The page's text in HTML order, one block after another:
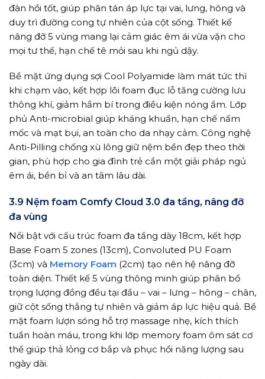
đàn hồi tốt, giúp phân tán áp lực tại vai, lưng, hông và
duy trì đường cong tự nhiên của cột sống. Thiết kế
nâng đỡ 5 vùng mang lại cảm giác êm ái vừa vặn cho
mọi tư thế, hạn chế tê mỏi sau khi ngủ dậy.
Bề mặt ứng dụng sợi Cool Polyamide làm mát tức thì
khi chạm vào, kết hợp lõi foam đục lỗ tăng cường lưu
thông khí, giảm hầm bí trong điều kiện nóng ẩm. Lớp
phủ Anti-microbial giúp kháng khuẩn, hạn chế nấm
mốc và mạt bụi, an toàn cho da nhạy cảm. Công nghệ
Anti-Pilling chống xù lông giữ nệm bền đẹp theo thời
gian, phù hợp cho gia đình trẻ cần một giải pháp ngủ
êm ái, bền bỉ và an tâm lâu dài.
3.9 Nệm foam Comfy Cloud 3.0 đa tầng, nâng đỡ
đa vùng
Nổi bật với cấu trúc foam đa tầng dày 18cm, kết hợp
Base Foam 5 zones (13cm), Convoluted PU Foam
(3cm) và Memory Foam (2cm) tạo nên hệ nâng đỡ
toàn diện. Thiết kế 5 vùng thông minh giúp phân bổ
trọng lượng đồng đều tại đầu – vai – lưng – hông – chân,
giữ cột sống thẳng tự nhiên và giảm áp lực hiệu quả. Bề
mặt foam lượn sóng hỗ trợ massage nhẹ, kích thích
tuần hoàn máu, trong khi lớp memory foam ôm sát cơ
thể giúp thả lỏng cơ bắp và phục hồi năng lượng sau
ngày dài.